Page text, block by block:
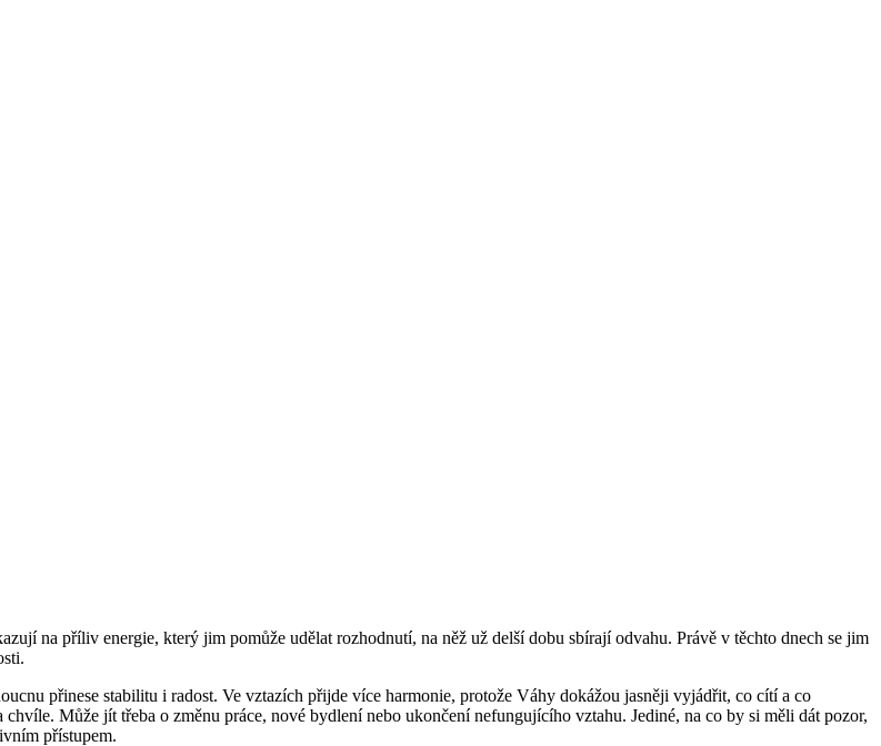
na příliv energie, který jim pomůže udělat rozhodnutí, na něž už delší dobu sbírají odvahu. Právě v těchto dnech se jim
přinese stabilitu i radost. Ve vztazích přijde více harmonie, protože Váhy dokážou jasněji vyjádřit, co cítí a co
Může jít třeba o změnu práce, nové bydlení nebo ukončení nefungujícího vztahu. Jediné, na co by si měli dát pozor,
přístupem.